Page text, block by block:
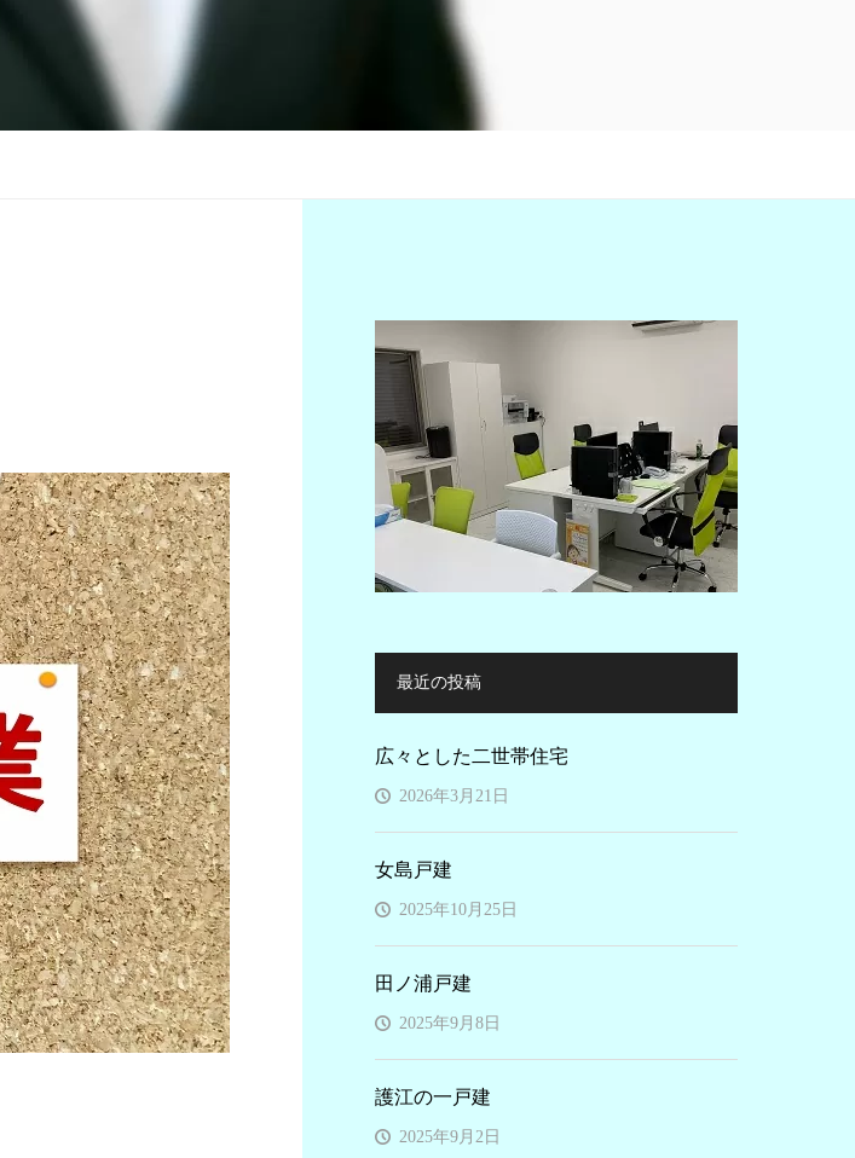
最近の投稿
広々とした二世帯住宅
2026年3月21日
女島戸建
2025年10月25日
田ノ浦戸建
2025年9月8日
護江の一戸建
2025年9月2日